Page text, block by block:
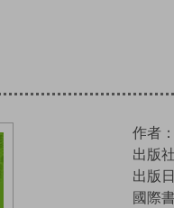
作者：
出版
出版
國際